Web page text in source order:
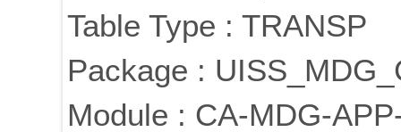
Table Type : TRANSP
Package :
Module : CA-MDG-